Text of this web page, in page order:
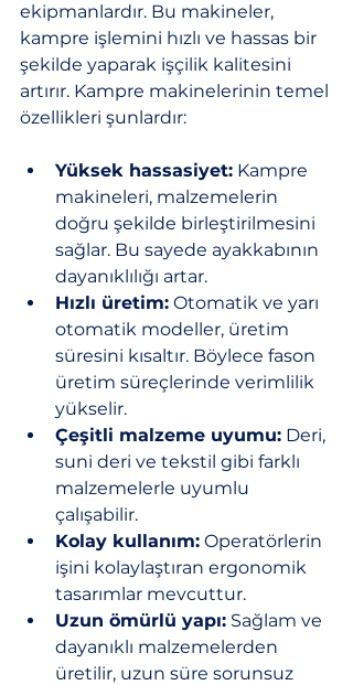
ekipmanlardır. Bu makineler,
kampre işlemini hızlı ve hassas bir
şekilde yaparak işçilik kalitesini
artırır. Kampre makinelerinin temel
özellikleri şunlardır:
Yüksek hassasiyet: Kampre
makineleri, malzemelerin
doğru şekilde birleştirilmesini
sağlar. Bu sayede ayakkabının
dayanıklılığı artar.
Hızlı üretim: Otomatik ve yarı
otomatik modeller, üretim
süresini kısaltır. Böylece fason
üretim süreçlerinde verimlilik
yükselir.
Çeşitli malzeme uyumu: Deri,
suni deri ve tekstil gibi farklı
malzemelerle uyumlu
çalışabilir.
Kolay kullanım: Operatörlerin
işini kolaylaştıran ergonomik
tasarımlar mevcuttur.
Uzun ömürlü yapı: Sağlam ve
dayanıklı malzemelerden
üretilir, uzun süre sorunsuz